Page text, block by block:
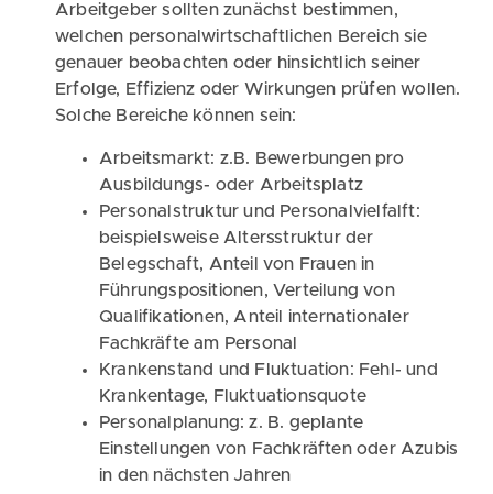
Arbeitgeber sollten zunächst bestimmen,
welchen personalwirtschaftlichen Bereich sie
genauer beobachten oder hinsichtlich seiner
Erfolge, Effizienz oder Wirkungen prüfen wollen.
Solche Bereiche können sein:
Arbeitsmarkt: z.B. Bewerbungen pro
Ausbildungs- oder Arbeitsplatz
Personalstruktur und Personalvielfalft:
beispielsweise Altersstruktur der
Belegschaft, Anteil von Frauen in
Führungspositionen, Verteilung von
Qualifikationen, Anteil internationaler
Fachkräfte am Personal
Krankenstand und Fluktuation: Fehl- und
Krankentage, Fluktuationsquote
Personalplanung: z. B. geplante
Einstellungen von Fachkräften oder Azubis
in den nächsten Jahren